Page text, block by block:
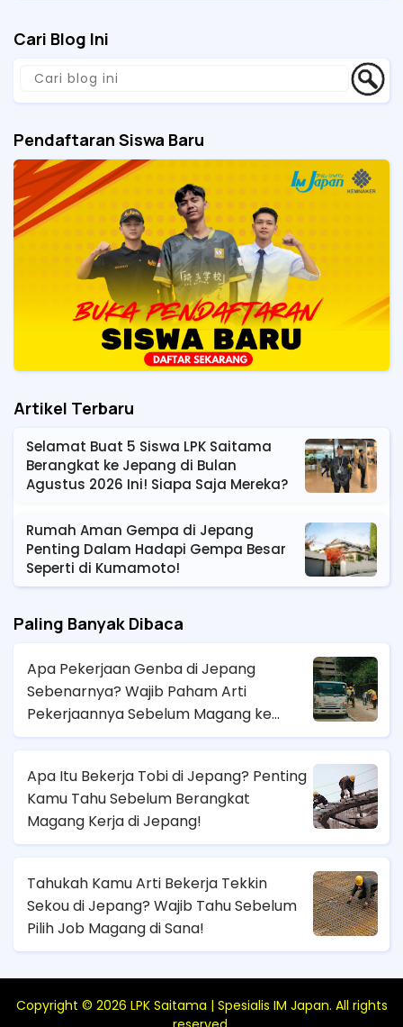
Cari Blog Ini
Pendaftaran Siswa Baru
Artikel Terbaru
Selamat Buat 5 Siswa LPK Saitama
Berangkat ke Jepang di Bulan
Agustus 2026 Ini! Siapa Saja Mereka?
Rumah Aman Gempa di Jepang
Penting Dalam Hadapi Gempa Besar
Seperti di Kumamoto!
Paling Banyak Dibaca
Apa Pekerjaan Genba di Jepang
Sebenarnya? Wajib Paham Arti
Pekerjaannya Sebelum Magang ke
Sana!
Apa Itu Bekerja Tobi di Jepang? Penting
Kamu Tahu Sebelum Berangkat
Magang Kerja di Jepang!
Tahukah Kamu Arti Bekerja Tekkin
Sekou di Jepang? Wajib Tahu Sebelum
Pilih Job Magang di Sana!
Copyright © 2026 LPK Saitama | Spesialis IM Japan. All rights